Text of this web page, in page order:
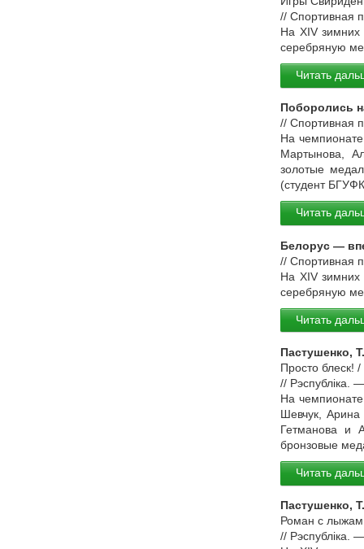
// Спортивная
На XIV зимних
серебряную
Читать
Поборолись
// Спортивная
На
Мартынова,
золотые
(студент
Читать
Белорус —
// Спортивная
На XIV зимних
серебряную
Читать
Пастушенко, Т.
Просто блеск!
//
На
Шевчук,
Гетманова и
бронзовые
Читать
Пастушенко, Т.
Роман с
//